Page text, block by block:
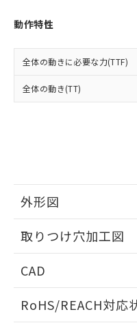
動作特性
全体の動きに必要な力(TTF)
全体の動き(TT)
外形図
取りつけ穴加工図
CAD
ドすることができま
RoHS/REACH対応
引・商談に
をご了承く
※当社の共
の共同利用
とができます。
51物質の非含有証
欄に対応日を記載
既に当社にて対
していることか
り、2022年1月12
す。